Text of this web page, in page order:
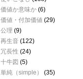
価値か意味か (6)
価値・付加価値 (29)
公理 (9)
再生音 (122)
冗長性 (24)
十牛図 (5)
単純（simple）
(35)